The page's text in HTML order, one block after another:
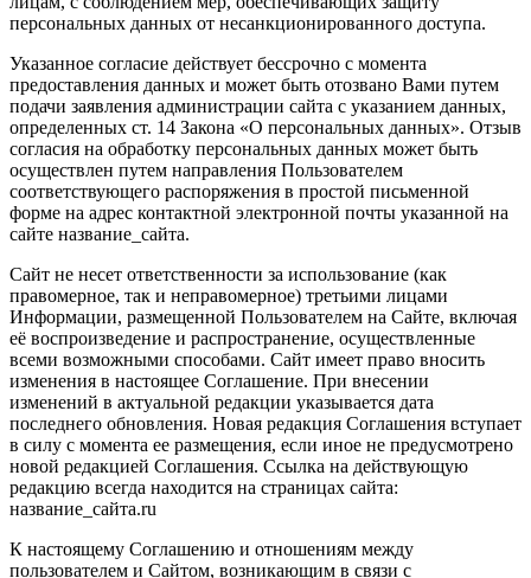
персональных данных от несанкционированного доступа.
Указанное согласие действует бессрочно с момента
предоставления данных и может быть отозвано Вами путем
подачи заявления администрации сайта с указанием данных,
определенных ст. 14 Закона «О персональных данных». Отзыв
согласия на обработку персональных данных может быть
осуществлен путем направления Пользователем
соответствующего распоряжения в простой письменной
форме на адрес контактной электронной почты указанной на
сайте название_сайта.
Сайт не несет ответственности за использование (как
правомерное, так и неправомерное) третьими лицами
Информации, размещенной Пользователем на Сайте, включая
её воспроизведение и распространение, осуществленные
всеми возможными способами. Сайт имеет право вносить
изменения в настоящее Соглашение. При внесении
изменений в актуальной редакции указывается дата
последнего обновления. Новая редакция Соглашения вступает
в силу с момента ее размещения, если иное не предусмотрено
новой редакцией Соглашения. Ссылка на действующую
редакцию всегда находится на страницах сайта:
название_сайта.ru
К настоящему Соглашению и отношениям между
пользователем и Сайтом, возникающим в связи с